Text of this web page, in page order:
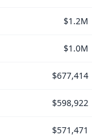
$1.2M
$1.0M
$677,414
$598,922
$571,471